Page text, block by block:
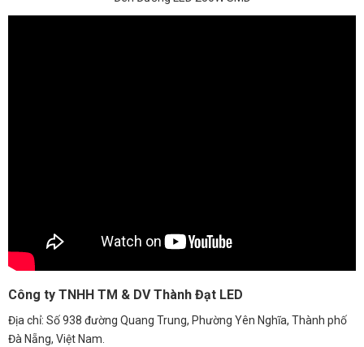
Công ty TNHH TM & DV Thành Đạt LED
Địa chỉ: Số 938 đường Quang Trung, Phường Yên Nghĩa, Thành phố
Đà Nẵng, Việt Nam.